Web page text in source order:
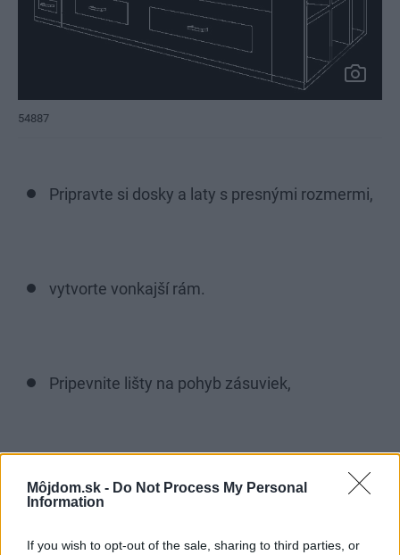
Môjdom.sk - Do Not Process My Personal
Information
If you wish to opt-out of the sale, sharing to third parties, or
54887
Pripravte si dosky a laty s presnými rozmermi,
vytvorte vonkajší rám.
Pripevnite lišty na pohyb zásuviek,
vyhotovte predný diel zostavy pre 5 zásuviek,